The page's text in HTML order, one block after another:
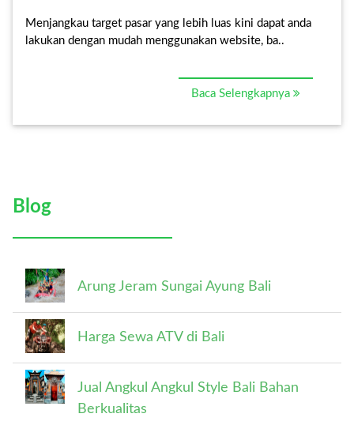
Menjangkau target pasar yang lebih luas kini dapat anda
lakukan dengan mudah menggunakan website, ba..
Baca Selengkapnya
Blog
Arung Jeram Sungai Ayung Bali
Harga Sewa ATV di Bali
Jual Angkul Angkul Style Bali Bahan
Berkualitas